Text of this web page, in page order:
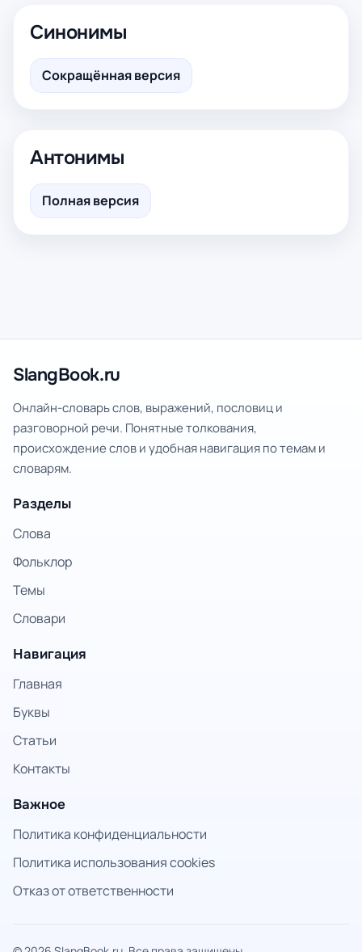
Синонимы
Сокращённая версия
Антонимы
Полная версия
SlangBook.ru
Онлайн-словарь слов, выражений, пословиц и
разговорной речи. Понятные толкования,
происхождение слов и удобная навигация по темам и
словарям.
Разделы
Слова
Фольклор
Темы
Словари
Навигация
Главная
Буквы
Статьи
Контакты
Важное
Политика конфиденциальности
Политика использования cookies
Отказ от ответственности